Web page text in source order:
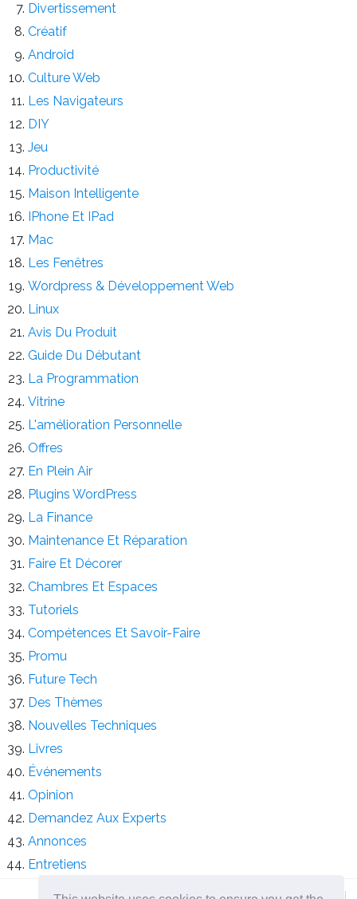
Divertissement
Créatif
Android
Culture Web
Les Navigateurs
DIY
Jeu
Productivité
Maison Intelligente
IPhone Et IPad
Mac
Les Fenêtres
Wordpress & Développement Web
Linux
Avis Du Produit
Guide Du Débutant
La Programmation
Vitrine
L'amélioration Personnelle
Offres
En Plein Air
Plugins WordPress
La Finance
Maintenance Et Réparation
Faire Et Décorer
Chambres Et Espaces
Tutoriels
Compétences Et Savoir-Faire
Promu
Future Tech
Des Thèmes
Nouvelles Techniques
Livres
Événements
Opinion
Demandez Aux Experts
Annonces
Entretiens